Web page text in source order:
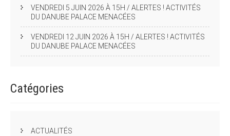
VENDREDI 5 JUIN 2026 À 15H / ALERTES ! ACTIVITÉS
DU DANUBE PALACE MENACÉES
VENDREDI 12 JUIN 2026 À 15H / ALERTES ! ACTIVITÉS
DU DANUBE PALACE MENACÉES
Catégories
ACTUALITÉS